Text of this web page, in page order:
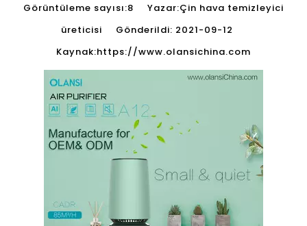
Görüntüleme sayısı:8 Yazar:Çin hava temizleyici
üreticisi Gönderildi: 2021-09-12
Kaynak:https://www.olansichina.com